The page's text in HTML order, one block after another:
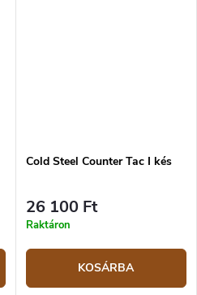
Cold Steel Counter Tac I kés
26 100 Ft
Raktáron
KOSÁRBA